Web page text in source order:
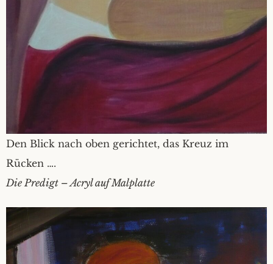
Den Blick nach oben gerichtet, das Kreuz im
Rücken ….
Die Predigt – Acryl auf Malplatte